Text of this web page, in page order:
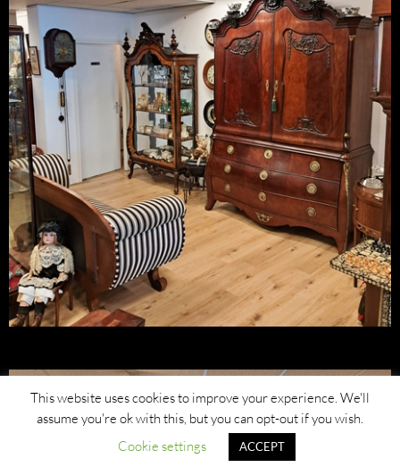
This website uses cookies to improve your experience. We'll
assume you're ok with this, but you can opt-out if you wish.
Cookie settings
ACCEPT